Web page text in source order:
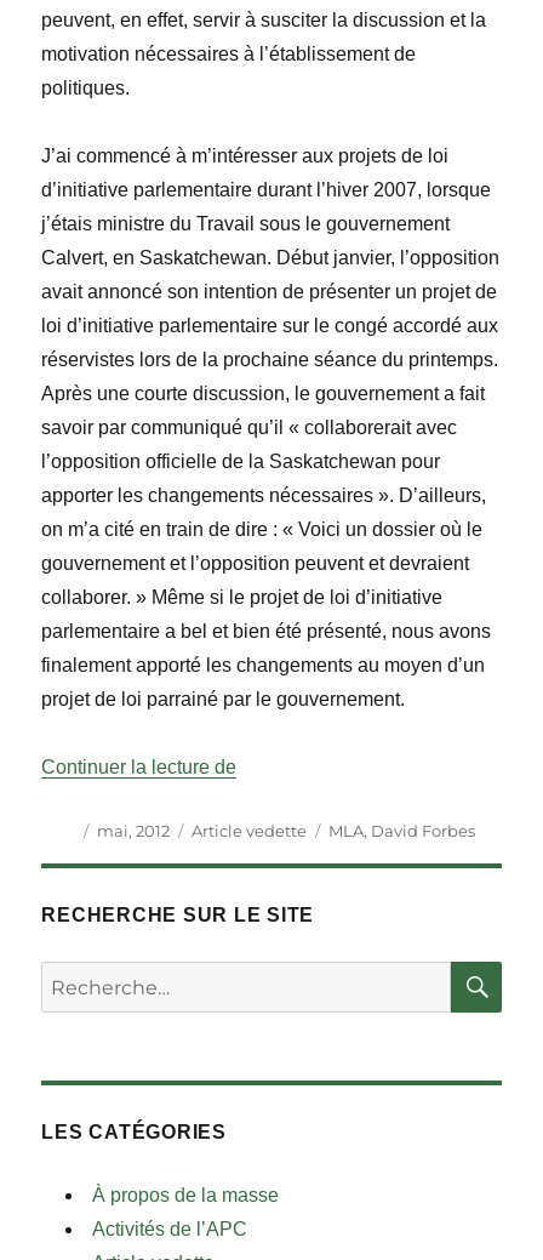
peuvent, en effet, servir à susciter la discussion et la
motivation nécessaires à l’établissement de
politiques.
J’ai commencé à m’intéresser aux projets de loi
d’initiative parlementaire durant l’hiver 2007, lorsque
j’étais ministre du Travail sous le gouvernement
Calvert, en Saskatchewan. Début janvier, l’opposition
avait annoncé son intention de présenter un projet de
loi d’initiative parlementaire sur le congé accordé aux
réservistes lors de la prochaine séance du printemps.
Après une courte discussion, le gouvernement a fait
savoir par communiqué qu’il « collaborerait avec
l’opposition officielle de la Saskatchewan pour
apporter les changements nécessaires ». D’ailleurs,
on m’a cité en train de dire : « Voici un dossier où le
gouvernement et l’opposition peuvent et devraient
collaborer. » Même si le projet de loi d’initiative
parlementaire a bel et bien été présenté, nous avons
finalement apporté les changements au moyen d’un
projet de loi parrainé par le gouvernement.
Continuer la lecture de« Les projets de loi d’initiative
Auteur
Publié
mai, 2012 Catégories
Article vedette Étiquettes
MLA, David Forbes
RECHERCHE SUR LE SITE
Rechercher :
LES CATÉGORIES
À propos de la masse
Activités de l’APC